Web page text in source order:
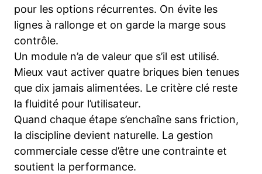
pour les options récurrentes. On évite les
lignes à rallonge et on garde la marge sous
contrôle.
Un module n’a de valeur que s’il est utilisé.
Mieux vaut activer quatre briques bien tenues
que dix jamais alimentées. Le critère clé reste
la fluidité pour l’utilisateur.
Quand chaque étape s’enchaîne sans friction,
la discipline devient naturelle. La gestion
commerciale cesse d’être une contrainte et
soutient la performance.